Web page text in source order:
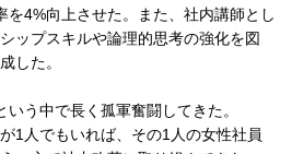
を4%向上させた。また、社内講師とし
ップスキルや論理的思考の強化を図
した。
う中で長く孤軍奮闘してきた。
1人でもいれば、その1人の女性社員